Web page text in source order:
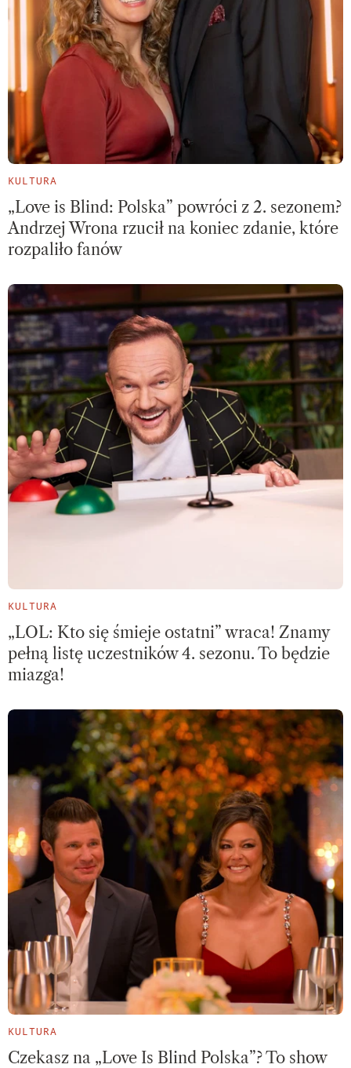
KULTURA
„Love is Blind: Polska” powróci z 2. sezonem?
Andrzej Wrona rzucił na koniec zdanie, które
rozpaliło fanów
KULTURA
„LOL: Kto się śmieje ostatni” wraca! Znamy
pełną listę uczestników 4. sezonu. To będzie
miazga!
KULTURA
Czekasz na „Love Is Blind Polska”? To show